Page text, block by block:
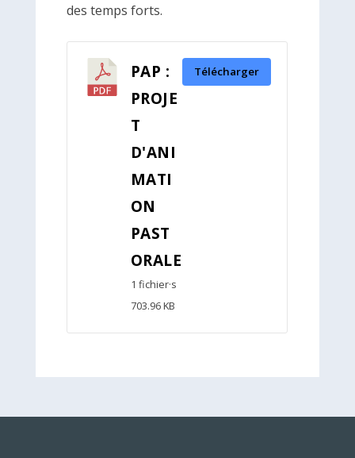
des temps forts.
PAP :
PROJE
T
D'ANI
MATI
ON
PAST
ORALE
1 fichier·s
703.96 KB
Télécharger